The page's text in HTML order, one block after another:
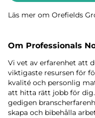
Läs mer om Orefields
Om Professionals
Vi vet av erfarenhet att
viktigaste resursen för
kvalité och personlig
att hitta rätt jobb för dig.
gedigen
skapa och bibehålla